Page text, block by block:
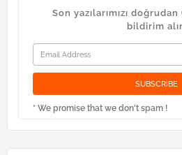
Son yazılarımızı
bildirim
* We promise that we don't spam !